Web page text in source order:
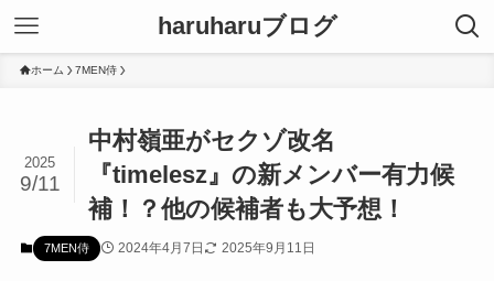
haruharuブログ
ホーム 7MEN侍
中村嶺亜がセクゾ改名
『timelesz』の新メンバー有力候
補！？他の候補者も大予想！
2025
9/11
7MEN侍 2024年4月7日 2025年9月11日